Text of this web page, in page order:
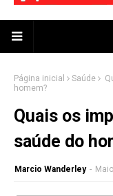
Página inicial Saúde
homem?
Quais os
saúde do
Marcio Wanderley -